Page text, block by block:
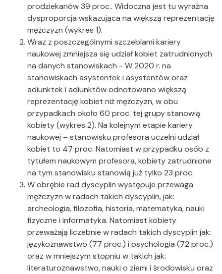
prodziekanów 39 proc.. Widoczna jest tu wyraźna
dysproporcja wskazująca na większą reprezentację
mężczyzn (wykres 1).
Wraz z poszczególnymi szczeblami kariery
naukowej zmniejsza się udział kobiet zatrudnionych
na danych stanowiskach - W 2020 r. na
stanowiskach asystentek i asystentów oraz
adiunktek i adiunktów odnotowano większą
reprezentację kobiet niż mężczyzn, w obu
przypadkach około 60 proc. tej grupy stanowią
kobiety (wykres 2). Na kolejnym etapie kariery
naukowej – stanowisku profesora uczelni udział
kobiet to 47 proc. Natomiast w przypadku osób z
tytułem naukowym profesora, kobiety zatrudnione
na tym stanowisku stanowią już tylko 23 proc.
W obrębie rad dyscyplin występuje przewaga
mężczyzn w radach takich dyscyplin, jak:
archeologia, filozofia, historia, matematyka, nauki
fizyczne i informatyka. Natomiast kobiety
przeważają liczebnie w radach takich dyscyplin jak:
językoznawstwo (77 proc.) i psychologia (72 proc.)
oraz w mniejszym stopniu w takich jak:
literaturoznawstwo, nauki o ziemi i środowisku oraz